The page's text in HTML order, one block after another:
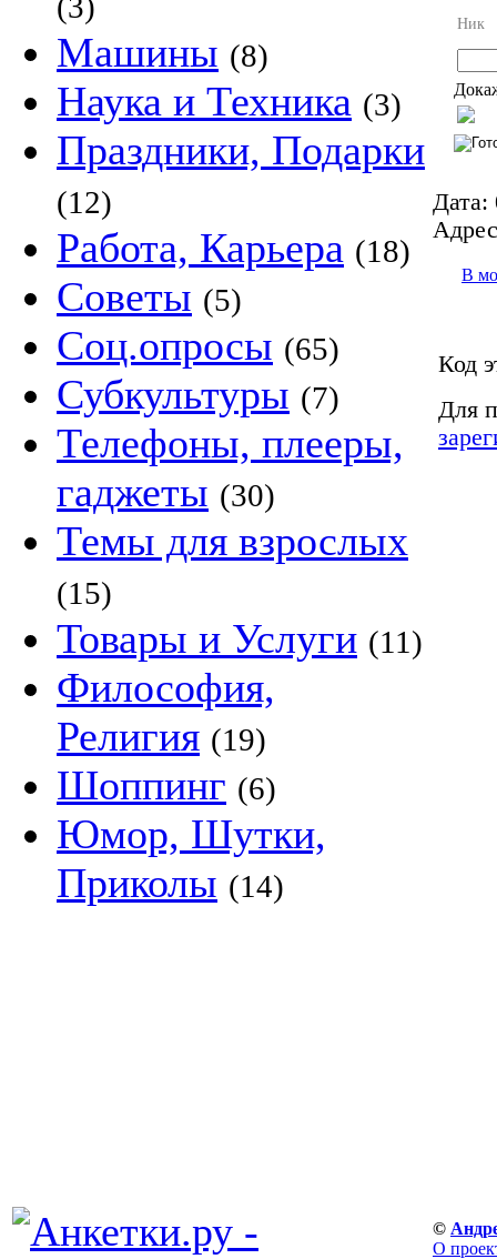
Машины (8)
Наука и Техника (3)
Праздники, Подарки
(12)
Работа, Карьера (18)
Советы (5)
Соц.опросы (65)
Субкультуры (7)
Телефоны, плееры,
гаджеты (30)
Темы для взрослых
(15)
Товары и Услуги (11)
Философия,
Религия (19)
Шоппинг (6)
Юмор, Шутки,
Приколы (14)
Ник
Дата:
В
Код
Для
©
О